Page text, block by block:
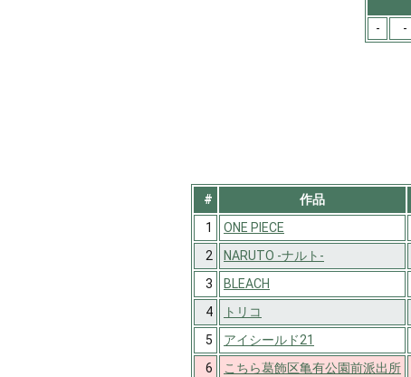
-
-
# 作品
1
ONE PIECE
2
NARUTO -ナルト-
3
BLEACH
4
トリコ
5
アイシールド21
6
こちら葛飾区亀有公園前派出所